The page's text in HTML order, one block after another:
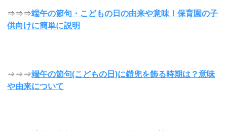
⇒⇒⇒端午の節句・こどもの日の由来や意味！保育園の子
供向けに簡単に説明
⇒⇒⇒端午の節句(こどもの日)に鎧兜を飾る時期は？意味
や由来について